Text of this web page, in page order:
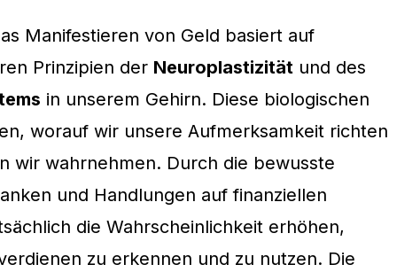
Manifestieren von Geld basiert auf
Prinzipien der Neuroplastizität und des
in unserem Gehirn. Diese biologischen
worauf wir unsere Aufmerksamkeit richten
wir wahrnehmen. Durch die bewusste
und Handlungen auf finanziellen
die Wahrscheinlichkeit erhöhen,
zu erkennen und zu nutzen. Die